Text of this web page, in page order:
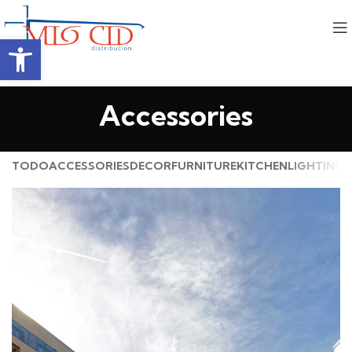
Abrir barra de herramientas
Accessories
TODOACCESSORIESDECORFURNITUREKITCHENLIGHTING